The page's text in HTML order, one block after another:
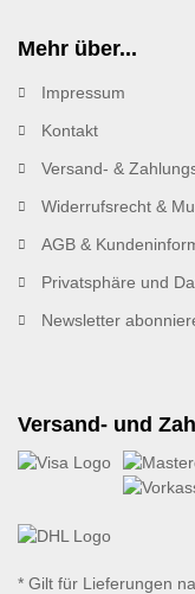
Mehr über...
Impressum
Kontakt
Versand- &
Widerrufsrecht &
AGB &
Privatsphäre und
Newsletter
Versand- und
* Gilt für Lieferungen